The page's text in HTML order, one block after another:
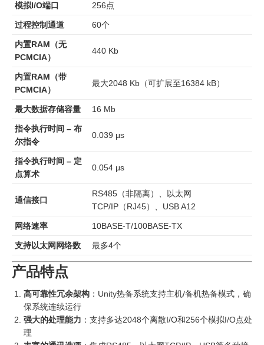
模拟I/O端口 256点
过程控制通道 60个
内置RAM（无
PCMCIA）
440 Kb
内置RAM（带
PCMCIA）
最大2048 Kb（可扩展至16384 kB）
最大数据存储容量 16 Mb
指令执行时间 – 布
尔指令
0.039 μs
指令执行时间 – 定
点算术
0.054 μs
通信接口
RS485（非隔离）、以太网
TCP/IP（RJ45）、USB A12
网络速率 10BASE-T/100BASE-TX
支持以太网网络数 最多4个
产品特点
高可靠性冗余架构 ：Unity热备系统支持主机/备机热备模式，确
保系统连续运行
强大的处理能力 ：支持多达2048个离散I/O和256个模拟I/O点处
理